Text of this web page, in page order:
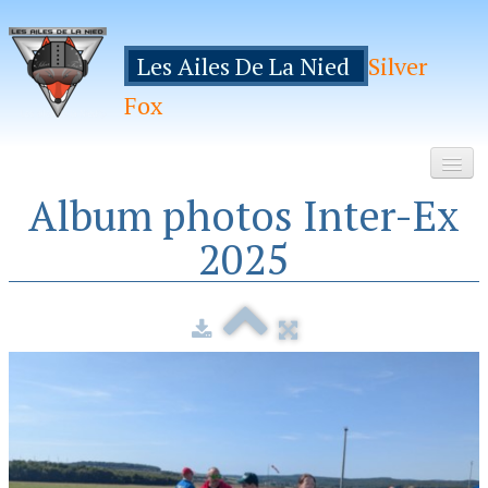
Les Ailes De La Nied
Silver
Fox
Accueil
Hebergements
Album photos Inter-Ex
2025